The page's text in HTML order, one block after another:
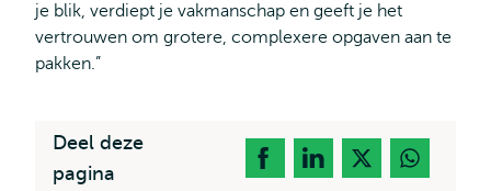
je blik, verdiept je vakmanschap en geeft je het
vertrouwen om grotere, complexere opgaven aan te
pakken.”
Deel deze
pagina